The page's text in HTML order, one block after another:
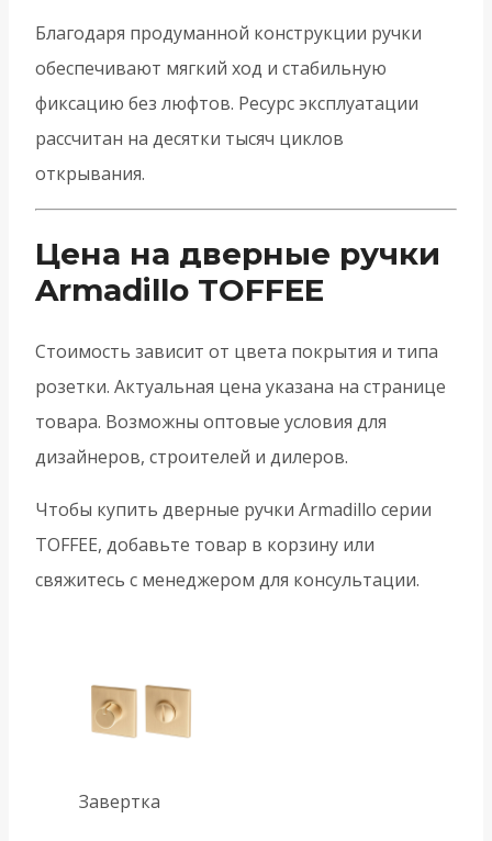
Благодаря продуманной конструкции ручки
обеспечивают мягкий ход и стабильную
фиксацию без люфтов. Ресурс эксплуатации
рассчитан на десятки тысяч циклов
открывания.
Цена на дверные ручки
Armadillo TOFFEE
Стоимость зависит от цвета покрытия и типа
розетки. Актуальная цена указана на странице
товара. Возможны оптовые условия для
дизайнеров, строителей и дилеров.
Чтобы купить дверные ручки Armadillo серии
TOFFEE, добавьте товар в корзину или
свяжитесь с менеджером для консультации.
Завертка